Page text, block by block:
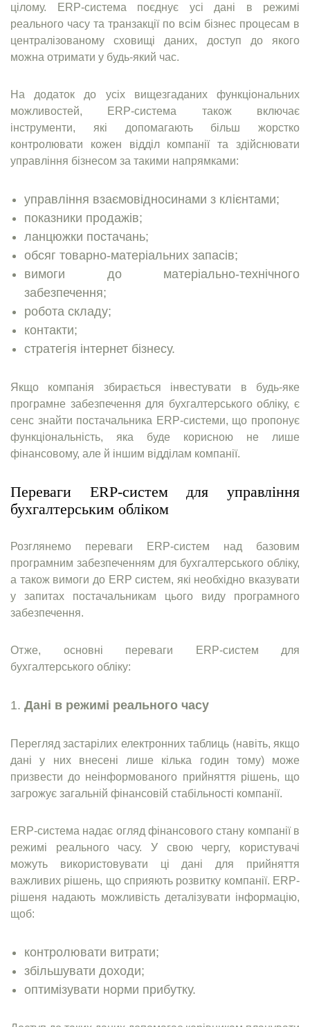
цілому. ERP-система поєднує усі дані в режимі
реального часу та транзакції по всім бізнес процесам в
централізованому сховищі даних, доступ до якого
можна отримати у будь-який час.
На додаток до усіх вищезгаданих функціональних
можливостей, ERP-система також включає
інструменти, які допомагають більш жорстко
контролювати кожен відділ компанії та здійснювати
управління бізнесом за такими напрямками:
управління взаємовідносинами з клієнтами;
показники продажів;
ланцюжки постачань;
обсяг товарно-матеріальних запасів;
вимоги до матеріально-технічного
забезпечення;
робота складу;
контакти;
стратегія інтернет бізнесу.
Якщо компанія збирається інвестувати в будь-яке
програмне забезпечення для бухгалтерського обліку, є
сенс знайти постачальника ERP-системи, що пропонує
функціональність, яка буде корисною не лише
фінансовому, але й іншим відділам компанії.
Переваги ERP-систем для управління
бухгалтерським обліком
Розглянемо переваги ERP-систем над базовим
програмним забезпеченням для бухгалтерського обліку,
а також вимоги до ERP систем, які необхідно вказувати
у запитах постачальникам цього виду програмного
забезпечення.
Отже, основні переваги ERP-систем для
бухгалтерського обліку:
Дані в режимі реального часу
Перегляд застарілих електронних таблиць (навіть, якщо
дані у них внесені лише кілька годин тому) може
призвести до неінформованого прийняття рішень, що
загрожує загальній фінансовій стабільності компанії.
ERP-система надає огляд фінансового стану компанії в
режимі реального часу. У свою чергу, користувачі
можуть використовувати ці дані для прийняття
важливих рішень, що сприяють розвитку компанії. ERP-
рішеня надають можливість деталізувати інформацію,
щоб:
контролювати витрати;
збільшувати доходи;
оптимізувати норми прибутку.